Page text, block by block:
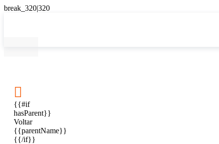

{{#if
hasParent}}
Voltar
{{parentName}}
{{/if}}